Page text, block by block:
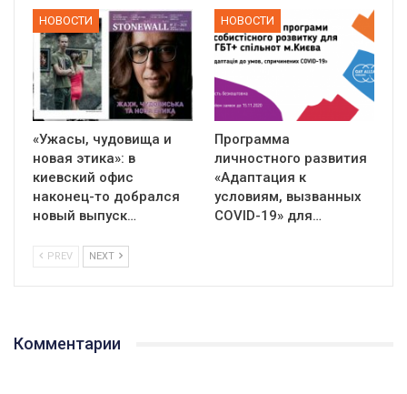
НОВОСТИ
«Ужасы, чудовища и
новая этика»: в
киевский офис
наконец-то добрался
новый выпуск…
НОВОСТИ
Программа
личностного развития
«Адаптация к
условиям, вызванных
СOVID-19» для…
PREV NEXT
Комментарии